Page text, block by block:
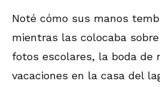
Noté cómo sus manos
mientras las colocaba
fotos escolares, la boda de
vacaciones en la casa del